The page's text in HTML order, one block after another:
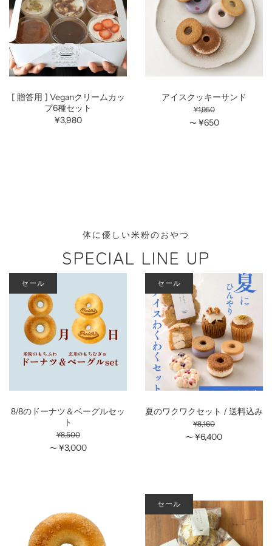
[ 贈答用 ] Veganクリームカッ
プ6種セット
¥3,980
アイスクッキーサンド
¥1,950
〜 ¥650
体に優しい米粉のおやつ
SPECIAL LINE UP
8/8のドーナツ＆ベーグルセッ
ト
¥8,500
〜 ¥3,000
セール
夏のワクワクセット / 送料込み
¥8,160
〜 ¥6,400
セール
セール